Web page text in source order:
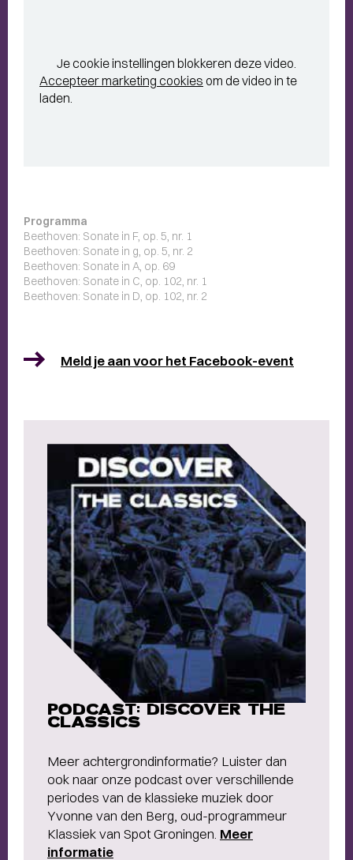
Je cookie instellingen blokkeren deze video.
Accepteer marketing cookies om de video in te
laden.
Programma
Beethoven: Sonate in F, op. 5, nr. 1
Beethoven: Sonate in g, op. 5, nr. 2
Beethoven: Sonate in A, op. 69
Beethoven: Sonate in C, op. 102, nr. 1
Beethoven: Sonate in D, op. 102, nr. 2
Meld je aan voor het Facebook-event
PODCAST: DISCOVER THE
CLASSICS
Meer achtergrondinformatie? Luister dan
ook naar onze podcast over verschillende
periodes van de klassieke muziek door
Yvonne van den Berg, oud-programmeur
Klassiek van Spot Groningen. Meer
informatie